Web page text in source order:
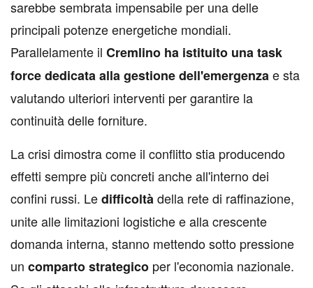
sarebbe sembrata impensabile per una delle
principali potenze energetiche mondiali.
Parallelamente il Cremlino ha istituito una task
force dedicata alla gestione dell'emergenzae sta
valutando ulteriori interventi per garantire la
continuità delle forniture.
La crisi dimostra come il conflitto stia producendo
effetti sempre più concreti anche all'interno dei
confini russi. Ledifficoltàdella rete di raffinazione,
unite alle limitazioni logistiche e alla crescente
domanda interna, stanno mettendo sotto pressione
un comparto strategico per l'economia nazionale.